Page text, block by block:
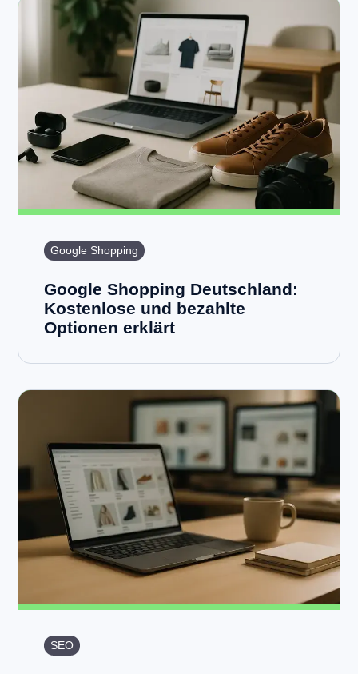
Google Shopping
Google Shopping Deutschland:
Kostenlose und bezahlte
Optionen erklärt
SEO